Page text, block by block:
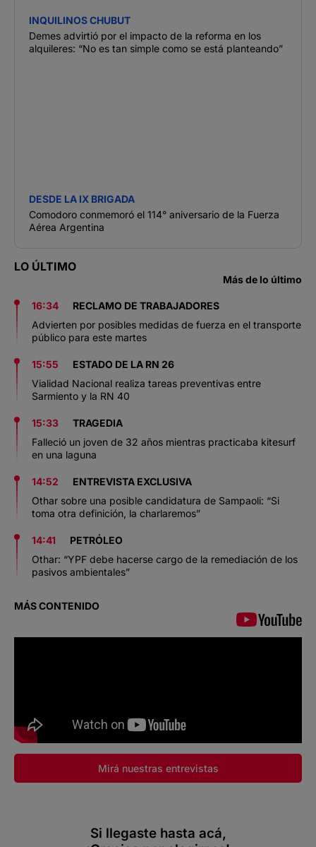
INQUILINOS CHUBUT
Demes advirtió por el impacto de la reforma en los
alquileres: “No es tan simple como se está planteando”
DESDE LA IX BRIGADA
Comodoro conmemoró el 114° aniversario de la Fuerza
Aérea Argentina
LO ÚLTIMO
Más de lo último
16:34
RECLAMO DE TRABAJADORES
Advierten por posibles medidas de fuerza en el transporte
público para este martes
15:55
ESTADO DE LA RN 26
Vialidad Nacional realiza tareas preventivas entre
Sarmiento y la RN 40
15:33
TRAGEDIA
Falleció un joven de 32 años mientras practicaba kitesurf
en una laguna
14:52
ENTREVISTA EXCLUSIVA
Othar sobre una posible candidatura de Sampaoli: “Si
toma otra definición, la charlaremos”
14:41
PETRÓLEO
Othar: “YPF debe hacerse cargo de la remediación de los
pasivos ambientales”
MÁS CONTENIDO
Mirá nuestras entrevistas
Si llegaste hasta acá,